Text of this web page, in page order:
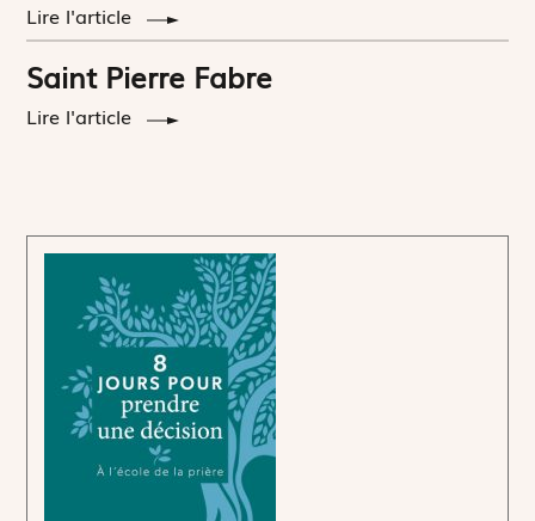
Lire l'article
Saint Pierre Fabre
Lire l'article